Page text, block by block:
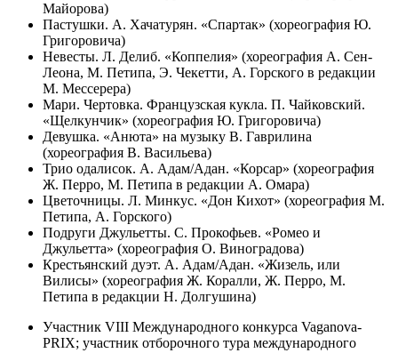
Майорова)
Пастушки. А. Хачатурян. «Спартак» (хореография Ю.
Григоровича)
Невесты. Л. Делиб. «Коппелия» (хореография А. Сен-
Леона, М. Петипа, Э. Чекетти, А. Горского в редакции
М. Мессерера)
Мари. Чертовка. Французская кукла. П. Чайковский.
«Щелкунчик» (хореография Ю. Григоровича)
Девушка. «Анюта» на музыку В. Гаврилина
(хореография В. Васильева)
Трио одалисок. А. Адам/Адан. «Корсар» (хореография
Ж. Перро, М. Петипа в редакции А. Омара)
Цветочницы. Л. Минкус. «Дон Кихот» (хореография М.
Петипа, А. Горского)
Подруги Джульетты. С. Прокофьев. «Ромео и
Джульетта» (хореография О. Виноградова)
Крестьянский дуэт. А. Адам/Адан. «Жизель, или
Вилисы» (хореография Ж. Коралли, Ж. Перро, М.
Петипа в редакции Н. Долгушина)
Участник VIII Международного конкурса Vaganova-
PRIX; участник отборочного тура международного